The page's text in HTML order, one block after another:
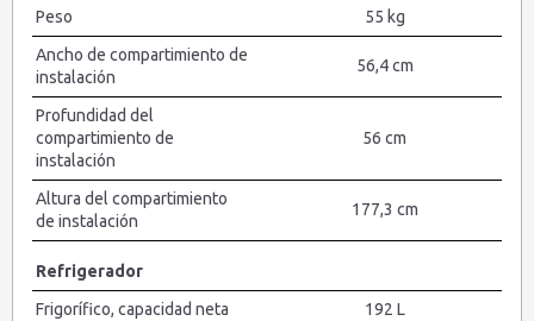
Peso
55 kg
Ancho de compartimiento de
instalación
56,4 cm
Profundidad del
compartimiento de
instalación
56 cm
Altura del compartimiento
de instalación
177,3 cm
Refrigerador
Frigorífico, capacidad neta
192 L